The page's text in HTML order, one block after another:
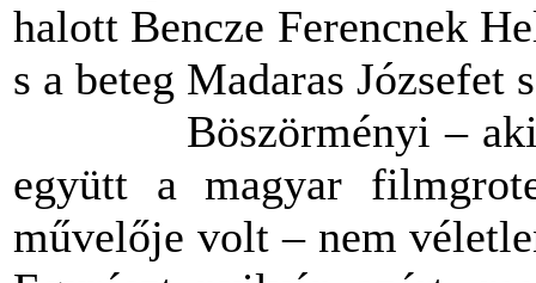
halott Bencze Ferencnek
s a beteg Madaras
Böszörményi – aki
együtt a magyar
művelője volt – nem